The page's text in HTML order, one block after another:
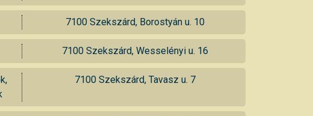
7100 Szekszárd, Borostyán u. 10
7100 Szekszárd, Wesselényi u. 16
7100 Szekszárd, Tavasz u. 7